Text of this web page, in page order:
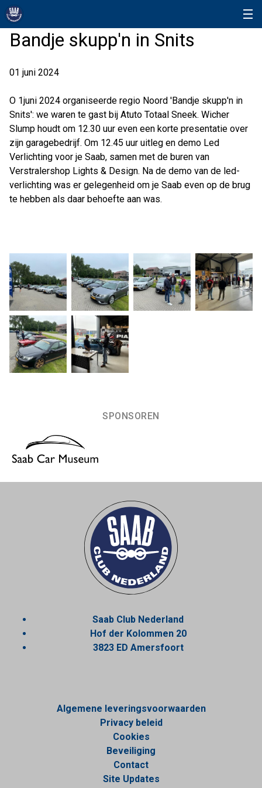
Bandje skupp'n in Snits
01 juni 2024
O 1juni 2024 organiseerde regio Noord 'Bandje skupp'n in
Snits': we waren te gast bij Atuto Totaal Sneek. Wicher
Slump houdt om 12.30 uur even een korte presentatie over
zijn garagebedrijf. Om 12.45 uur uitleg en demo Led
Verlichting voor je Saab, samen met de buren van
Verstralershop Lights & Design. Na de demo van de led-
verlichting was er gelegenheid om je Saab even op de brug
te hebben als daar behoefte aan was.
SPONSOREN
Saab Club Nederland
Hof der Kolommen 20
3823 ED Amersfoort
Algemene leveringsvoorwaarden
Privacy beleid
Cookies
Beveiliging
Contact
Site Updates